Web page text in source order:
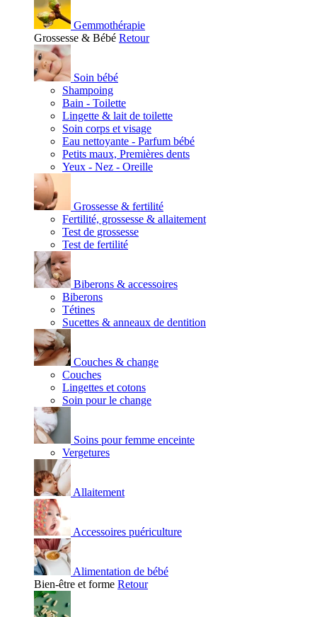
Gemmothérapie
Grossesse & Bébé Retour
Soin bébé
Shampoing
Bain - Toilette
Lingette & lait de toilette
Soin corps et visage
Eau nettoyante - Parfum bébé
Petits maux, Premières dents
Yeux - Nez - Oreille
Grossesse & fertilité
Fertilité, grossesse & allaitement
Test de grossesse
Test de fertilité
Biberons & accessoires
Biberons
Tétines
Sucettes & anneaux de dentition
Couches & change
Couches
Lingettes et cotons
Soin pour le change
Soins pour femme enceinte
Vergetures
Allaitement
Accessoires puériculture
Alimentation de bébé
Bien-être et forme Retour